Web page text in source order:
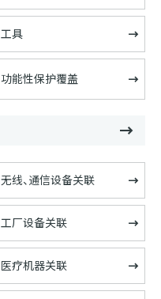
工具
功能性保护覆盖
无线、通信设备关联
工厂设备关联
医疗机器关联